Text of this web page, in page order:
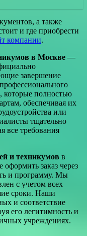
а также
и где приобрести
компании.
в Москве —
завершение
которые полностью
обеспечивая их
или
тщательно
все требования
и техникумов в
заказ через
и программу. Мы
с учетом всех
сроки. Наши
и соответствие
его легитимность и
учреждениях.